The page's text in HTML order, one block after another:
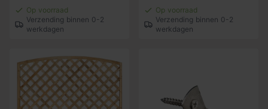
Op voorraad
Verzending binnen 0-2
werkdagen
Op voorraad
Verzending binnen 0-2
werkdagen